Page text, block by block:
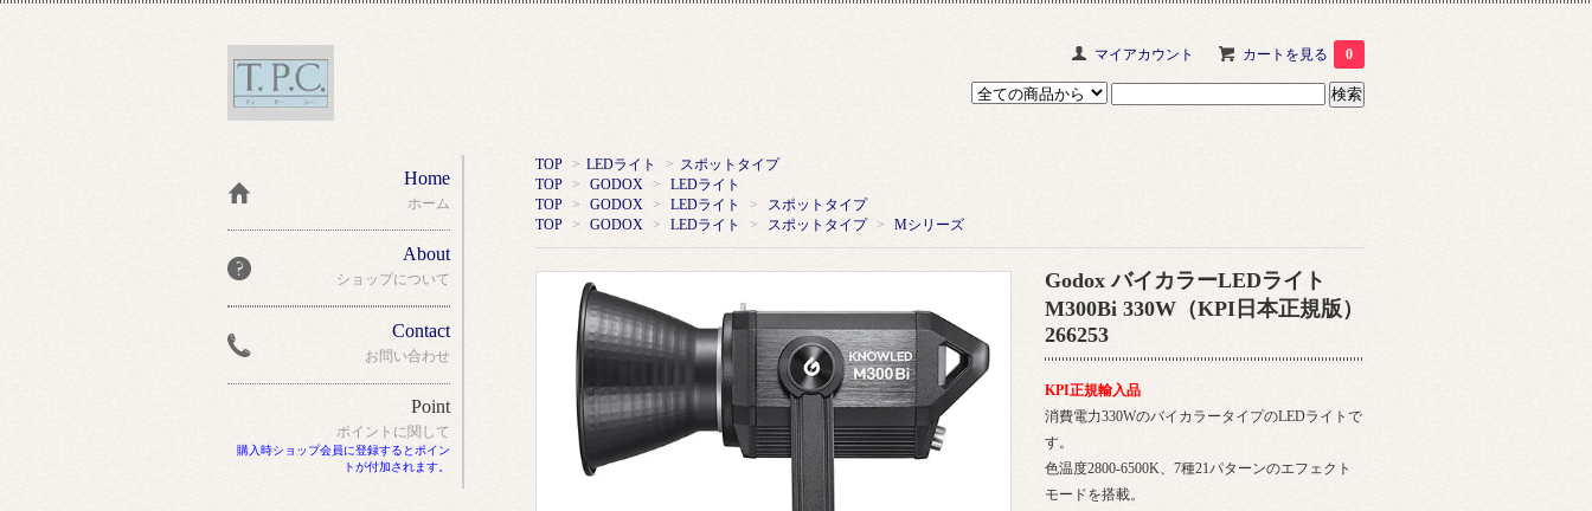
マイアカウント カートを見る 0
TOP > LEDライト > スポットタイプ
TOP
> GODOX >
LEDライト
TOP
> GODOX > LEDライト >
スポットタイプ
TOP
> GODOX > LEDライト > スポットタイプ > Mシリーズ
Godox バイカラーLEDライト
M300Bi 330W（KPI日本正規版）
266253
KPI正規輸入品
消費電力330WのバイカラータイプのLEDライトで
す。
色温度2800-6500K、7種21パターンのエフェクト
モードを搭載。
Home
ホーム
About
ショップについて
Contact
お問い合わせ
Point
ポイントに関して
購入時ショップ会員に登録するとポイン
トが付加されます。